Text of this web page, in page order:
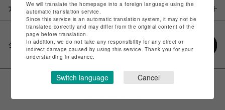
アイテム説明 / 素材
シェアする
We will translate the homepage into a foreign language using the
automatic translation service.
Since this service is an automatic translation system, it may not be
translated correctly and may differ from the original content of the
page before translation.
In addition, we do not take any responsibility for any direct or
indirect damage caused by using this service. Thank you for your
understanding in advance.
Switch language Cancel